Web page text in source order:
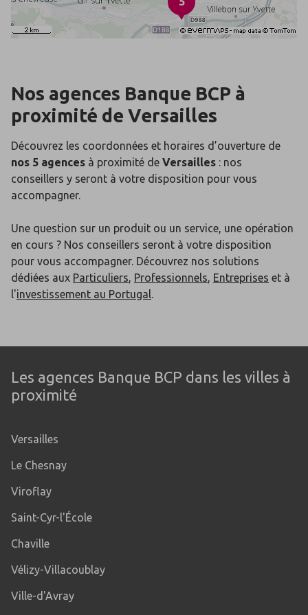
Nos agences Banque BCP à
proximité de Versailles
Découvrez les coordonnées et horaires d’ouverture de
nos 5 agences à proximité de Versailles : nos
conseillers y seront à votre disposition pour vous
accompagner.
Une question sur un produit ou un service, une opération
en cours ? Nos conseillers seront à votre disposition
pour vous accompagner. Découvrez nos solutions
dédiées aux Particuliers, Professionnels, Entreprises et à
l'investissement au Portugal.
Les agences Banque BCP dans les villes à
proximité
Versailles
Le Chesnay
Viroflay
Saint-Cyr-l'École
Chaville
Vélizy-Villacoublay
Ville-d'Avray